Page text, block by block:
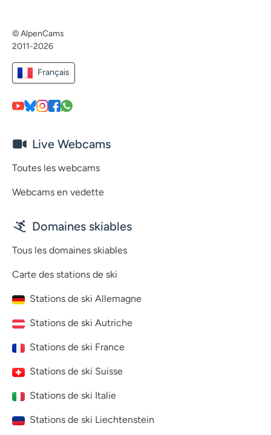
© AlpenCams
2011-2026
Français
Live Webcams
Toutes les webcams
Webcams en vedette
Domaines skiables
Tous les domaines skiables
Carte des stations de ski
Stations de ski Allemagne
Stations de ski Autriche
Stations de ski France
Stations de ski Suisse
Stations de ski Italie
Stations de ski Liechtenstein